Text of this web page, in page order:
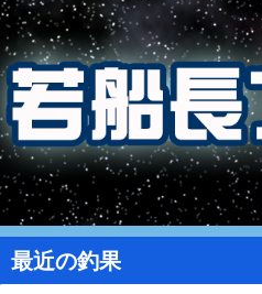
最近の釣果